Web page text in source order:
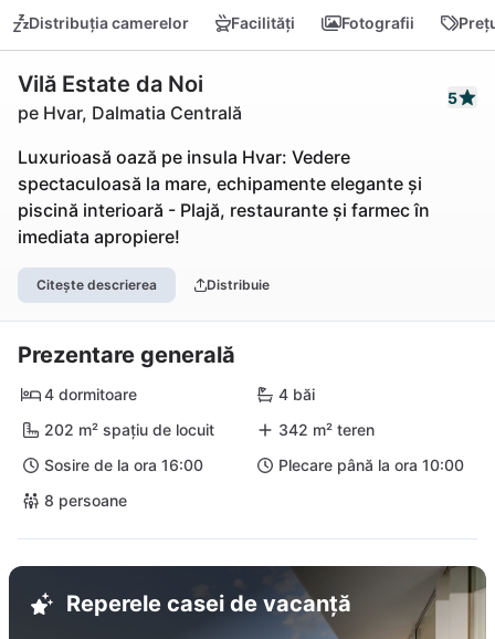
Distribuția camerelor Facilități Fotografii
Vilă Estate da Noi
pe Hvar, Dalmatia Centrală
5
Luxurioasă oază pe insula Hvar: Vedere
spectaculoasă la mare, echipamente elegante și
piscină interioară - Plajă, restaurante și farmec în
imediata apropiere!
Citește descrierea Distribuie
Prezentare generală
4 dormitoare
4 băi
202 m² spațiu de locuit
342 m² teren
Sosire de la ora 16:00
Plecare până la ora 10:00
8 persoane
Reperele casei de vacanță